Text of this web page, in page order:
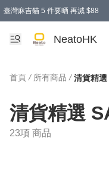
臺灣麻吉貓 5 件要晒 再減 $88
消費即享全單 95 折優惠！
購物滿 HKD 300.00即享免運費
買麻吉貓廚具套裝免運費
寄送台灣運費滿HKD300 減
NeatoHK
首頁 / 所有商品 / 清貨精
清貨精選
23項 商品